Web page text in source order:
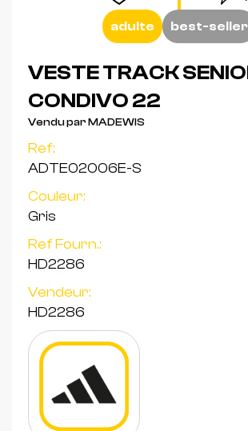
adulte best-seller
VESTE TRACK
CONDIVO 22
Vendu par MADEWIS
Ref:
ADTE02006E-S
Couleur:
Gris
Ref Fourn.:
HD2286
Vendeur:
HD2286